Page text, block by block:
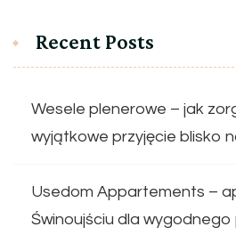
Recent Posts
Wesele plenerowe – jak
wyjątkowe przyjęcie blisko
Usedom Appartements –
Świnoujściu dla